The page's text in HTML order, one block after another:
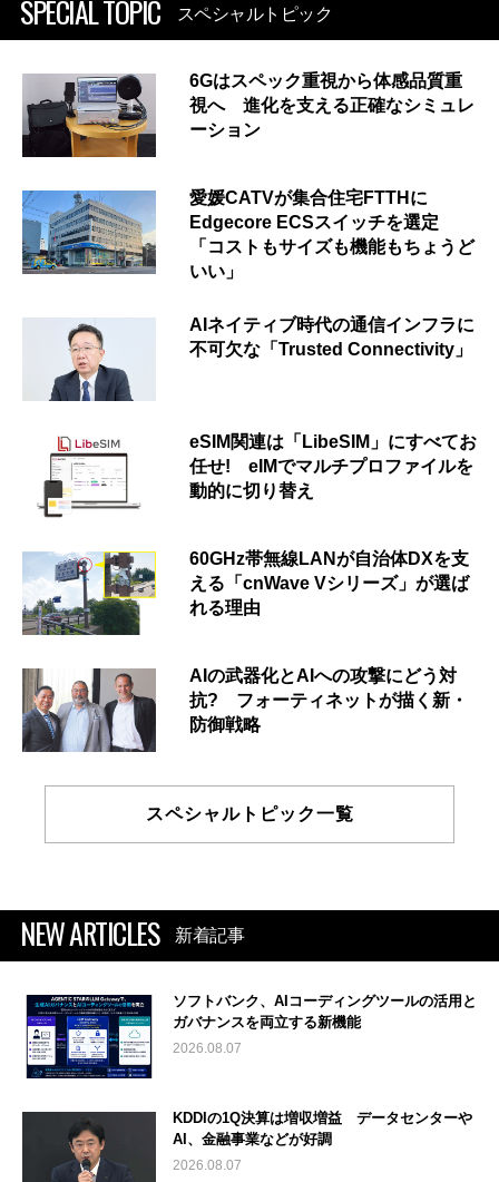
SPECIAL TOPIC スペシャルトピック
6Gはスペック重視から体感品質重
視へ 進化を支える正確なシミュレ
ーション
愛媛CATVが集合住宅FTTHに
Edgecore ECSスイッチを選定
「コストもサイズも機能もちょうど
いい」
AIネイティブ時代の通信インフラに
不可欠な「Trusted Connectivity」
eSIM関連は「LibeSIM」にすべてお
任せ! eIMでマルチプロファイルを
動的に切り替え
60GHz帯無線LANが自治体DXを支
える「cnWave Vシリーズ」が選ば
れる理由
AIの武器化とAIへの攻撃にどう対
抗? フォーティネットが描く新・
防御戦略
スペシャルトピック一覧
NEW ARTICLES 新着記事
ソフトバンク、AIコーディングツールの活用と
ガバナンスを両立する新機能
2026.08.07
KDDIの1Q決算は増収増益 データセンターや
AI、金融事業などが好調
2026.08.07